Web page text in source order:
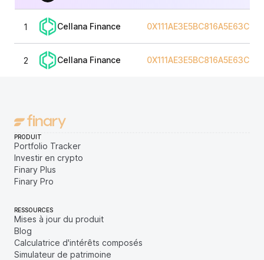
1 Cellana Finance
2 Cellana Finance
PRODUIT
Portfolio Tracker
Investir en crypto
Finary Plus
Finary Pro
RESSOURCES
Mises à jour du produit
Blog
Calculatrice d'intérêts composés
Simulateur de patrimoine